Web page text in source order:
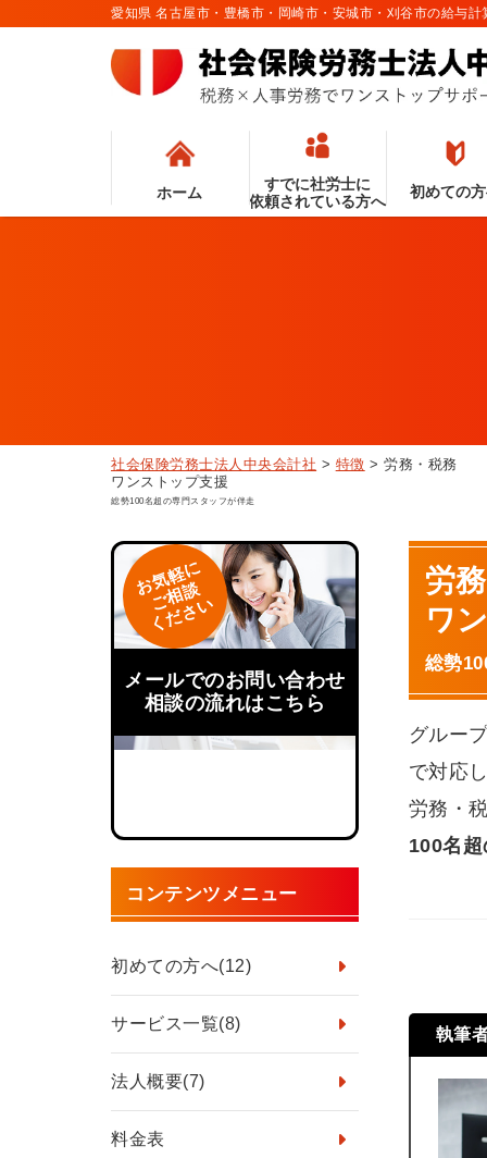
愛知県 名古屋市・豊橋市・岡崎市・安城市・刈谷市の給与
ホーム
すでに社労士に
依頼されている方へ
初めての
社会保険労務士法人中央会計社 > 特徴 >労務・税務
ワンストップ支援
総勢100名超の専門スタッフが伴走
お気軽に
ご相談
ください
メールでのお問い合わせ
相談の流れはこちら
コンテンツメニュー
初めての方へ(12)
サービス一覧(8)
法人概要(7)
料金表
労
ワ
総勢
グルー
で対応
労務・
100名
執筆